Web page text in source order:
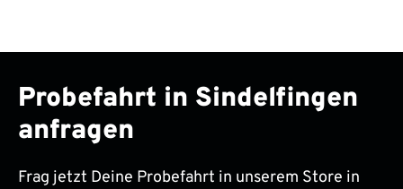
Probefahrt in Sindelfingen
anfragen
Frag jetzt Deine Probefahrt in unserem Store in